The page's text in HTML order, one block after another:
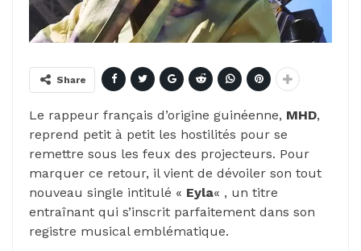
Share
Le rappeur français d’origine guinéenne, MHD,
reprend petit à petit les hostilités pour se
remettre sous les feux des projecteurs. Pour
marquer ce retour, il vient de dévoiler son tout
nouveau single intitulé « Eyla« , un titre
entraînant qui s’inscrit parfaitement dans son
registre musical emblématique.